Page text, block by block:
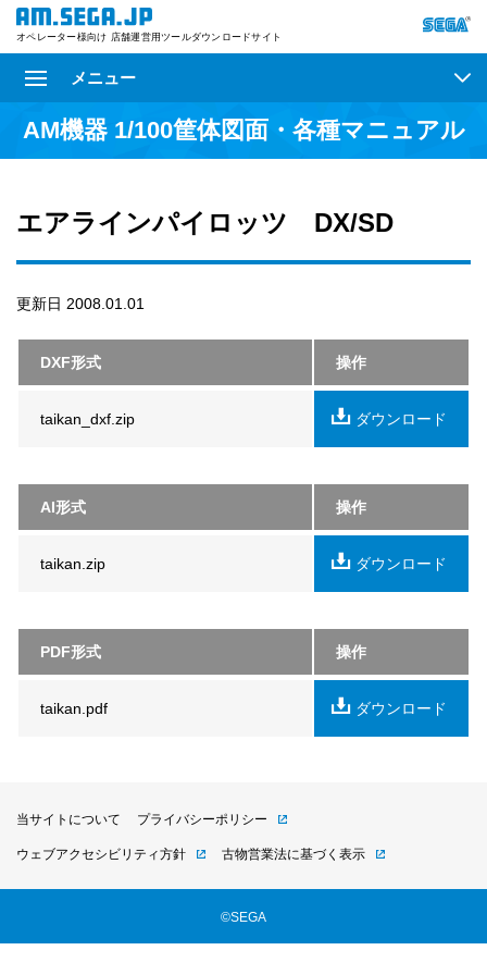
オペレーター様向け 店舗運営用ツールダウンロードサイト
メニュー
AM機器 1/100筐体図面・各種マニュアル
エアラインパイロッツ DX/SD
更新日 2008.01.01
DXF形式 操作
taikan_dxf.zip ダウンロード
AI形式 操作
taikan.zip ダウンロード
PDF形式 操作
taikan.pdf ダウンロード
当サイトについて プライバシーポリシー
ウェブアクセシビリティ方針 古物営業法に基づく表示
©SEGA